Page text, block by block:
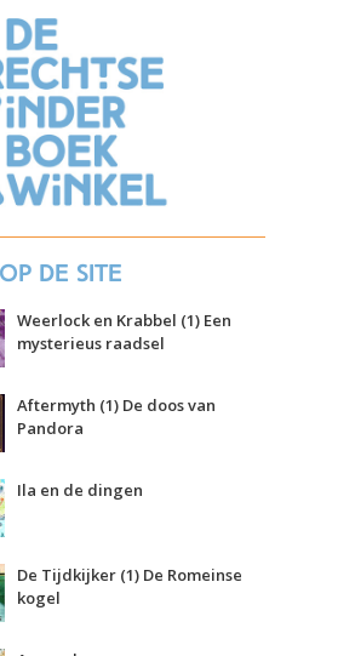
de site
Weerlock en Krabbel (1) Een
mysterieus raadsel
Aftermyth (1) De doos van
Pandora
Ila en de dingen
De Tijdkijker (1) De Romeinse
kogel